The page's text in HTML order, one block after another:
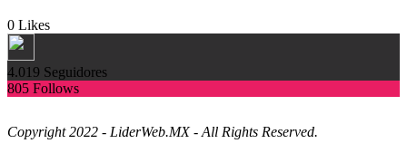
0 Likes
4.019 Seguidores
805 Follows
Copyright 2022 - LiderWeb.MX - All Rights Reserved.